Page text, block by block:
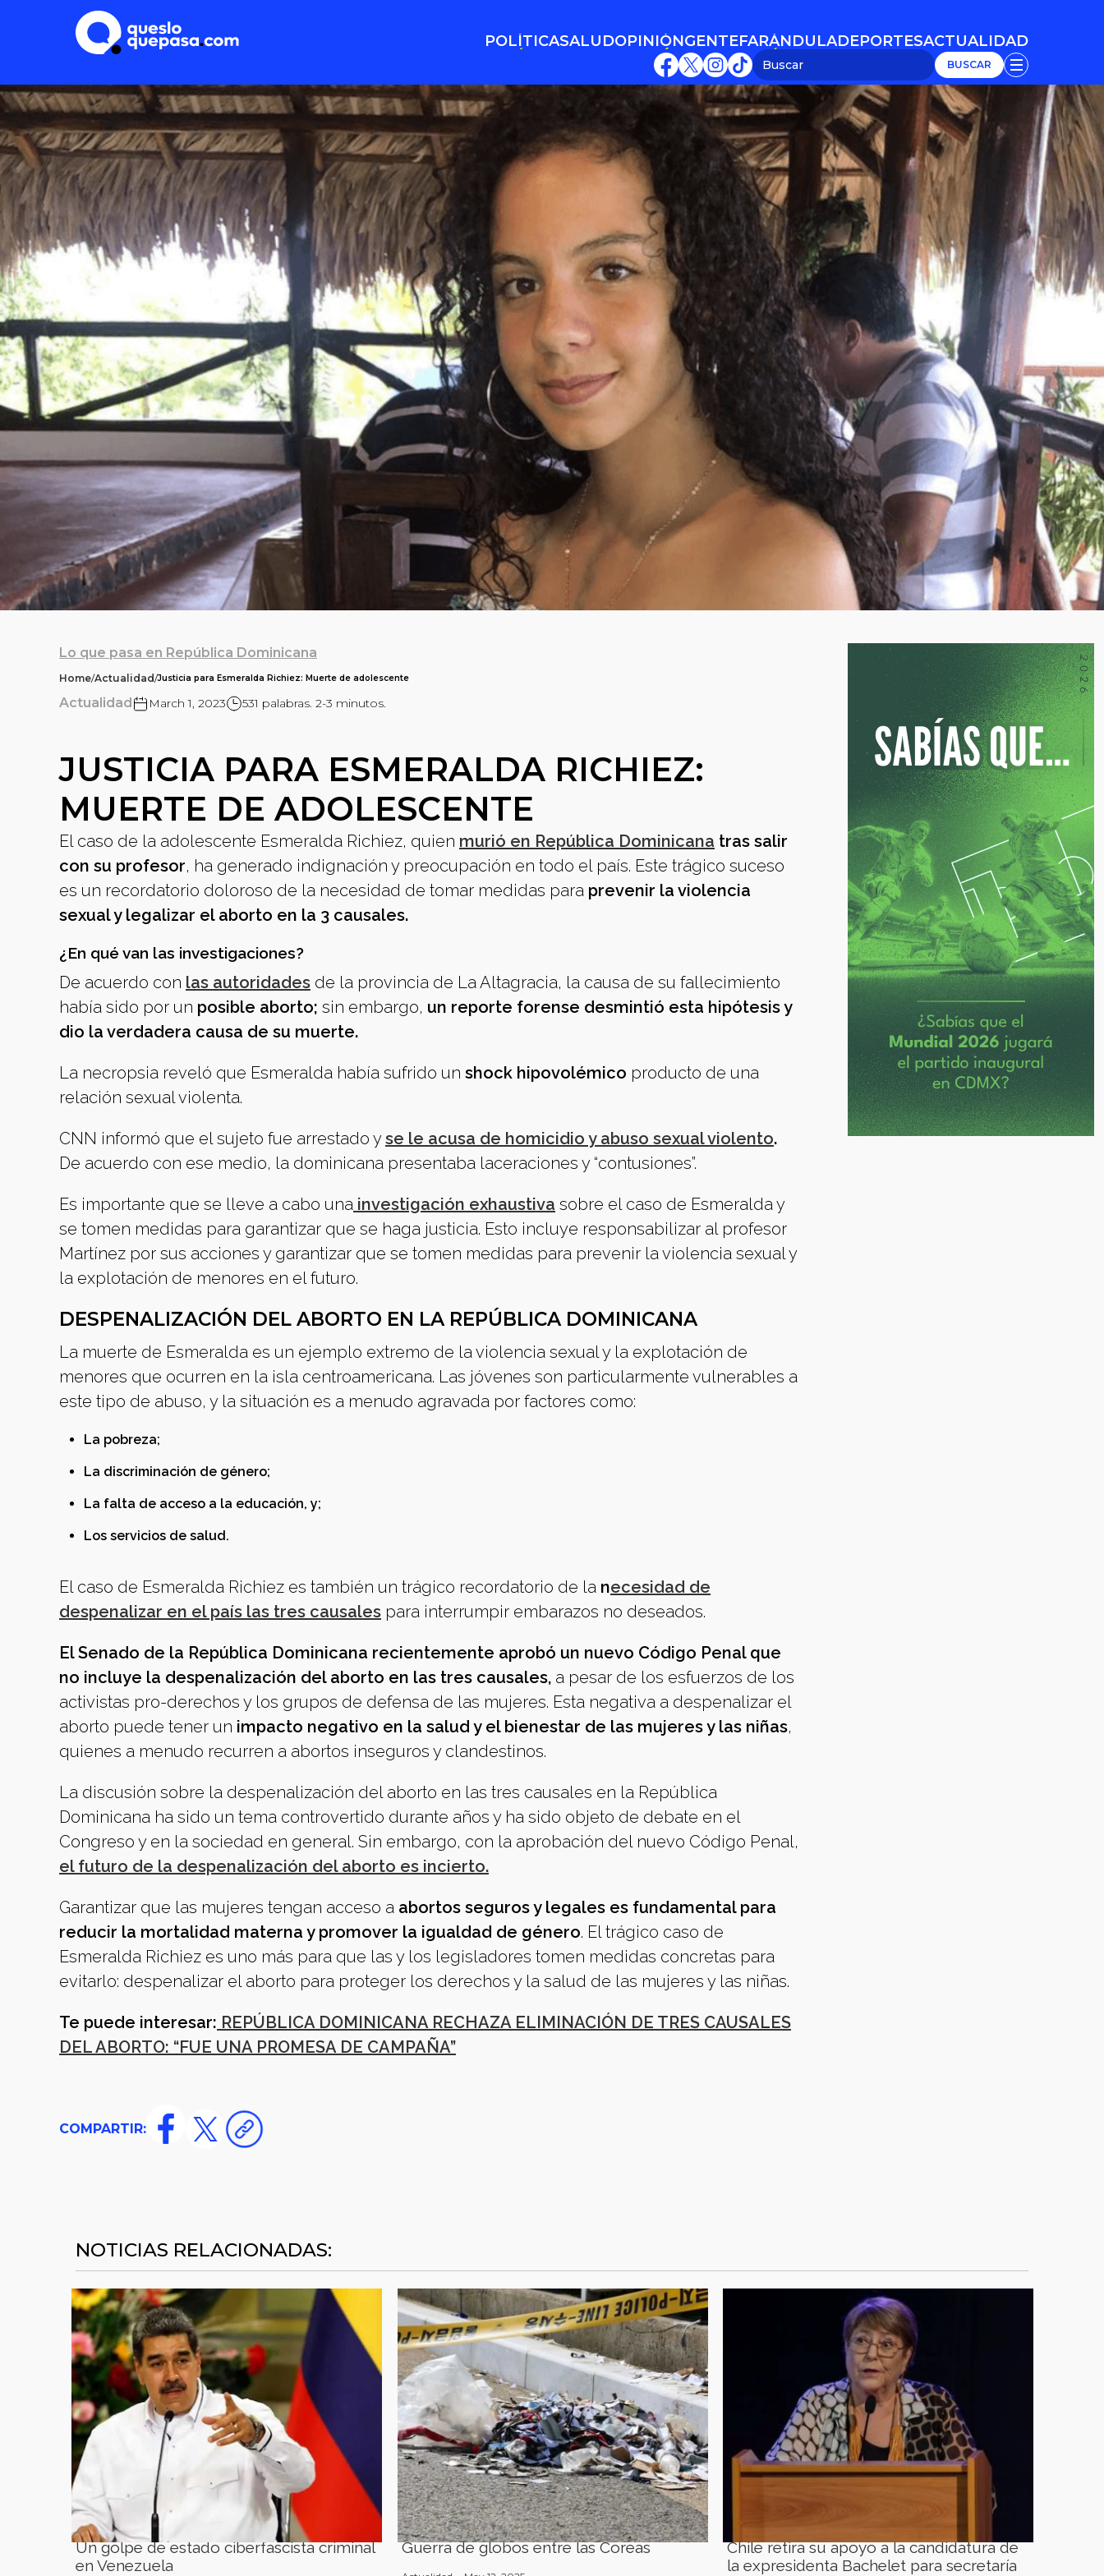
POLÍTICASALUDOPINIÓN
OPINIÓN
GENTE
GENTE
FARÁNDULA
FARÁNDULA
DEPORTESACTUALIDAD
ACTUALIDAD
Lo que pasa en República Dominicana
Home/Actualidad/Justicia para Esmeralda Richiez: Muerte de adolescente
Actualidad March 1, 2023 531 palabras. 2-3 minutos.
JUSTICIA PARA ESMERALDA RICHIEZ:
MUERTE DE ADOLESCENTE
El caso de la adolescente Esmeralda Richiez, quien murió en República Dominicana tras salir
con su profesor, ha generado indignación y preocupación en todo el país. Este trágico suceso
es un recordatorio doloroso de la necesidad de tomar medidas para prevenir la violencia
sexual y legalizar el aborto en la 3 causales.
¿En qué van las investigaciones?
De acuerdo con las autoridades de la provincia de La Altagracia, la causa de su fallecimiento
había sido por un posible aborto; sin embargo, un reporte forense desmintió esta hipótesis y
dio la verdadera causa de su muerte.
La necropsia reveló que Esmeralda había sufrido un shock hipovolémico producto de una
relación sexual violenta.
CNN informó que el sujeto fue arrestado yse le acusa de homicidio y abuso sexual violento.
De acuerdo con ese medio, la dominicana presentaba laceraciones y “contusiones”.
Es importante que se lleve a cabo una investigación exhaustiva sobre el caso de Esmeralda y
se tomen medidas para garantizar que se haga justicia. Esto incluye responsabilizar al profesor
Martínez por sus acciones y garantizar que se tomen medidas para prevenir la violencia sexual y
la explotación de menores en el futuro.
DESPENALIZACIÓN DEL ABORTO EN LA REPÚBLICA DOMINICANA
La muerte de Esmeralda es un ejemplo extremo de la violencia sexual y la explotación de
menores que ocurren en la isla centroamericana. Las jóvenes son particularmente vulnerables a
este tipo de abuso, y la situación es a menudo agravada por factores como:
La pobreza;
La discriminación de género;
La falta de acceso a la educación, y;
Los servicios de salud.
El caso de Esmeralda Richiez es también un trágico recordatorio de la necesidad de
despenalizar en el país las tres causales para interrumpir embarazos no deseados.
El Senado de la República Dominicana recientemente aprobó un nuevo Código Penal que
no incluye la despenalización del aborto en las tres causales, a pesar de los esfuerzos de los
activistas pro-derechos y los grupos de defensa de las mujeres. Esta negativa a despenalizar el
aborto puede tener un impacto negativo en la salud y el bienestar de las mujeres y las niñas,
quienes a menudo recurren a abortos inseguros y clandestinos.
La discusión sobre la despenalización del aborto en las tres causales en la República
Dominicana ha sido un tema controvertido durante años y ha sido objeto de debate en el
Congreso y en la sociedad en general. Sin embargo, con la aprobación del nuevo Código Penal,
el futuro de la despenalización del aborto es incierto.
Garantizar que las mujeres tengan acceso a abortos seguros y legales es fundamental para
reducir la mortalidad materna y promover la igualdad de género. El trágico caso de
Esmeralda Richiez es uno más para que las y los legisladores tomen medidas concretas para
evitarlo: despenalizar el aborto para proteger los derechos y la salud de las mujeres y las niñas.
Te puede interesar: REPÚBLICA DOMINICANA RECHAZA ELIMINACIÓN DE TRES CAUSALES
DEL ABORTO: “FUE UNA PROMESA DE CAMPAÑA”
COMPARTIR:
NOTICIAS RELACIONADAS:
Un golpe de estado ciberfascista criminal
en Venezuela
Guerra de globos entre las Coreas
Chile retira su apoyo a la candidatura de
la expresidenta Bachelet para secretaría